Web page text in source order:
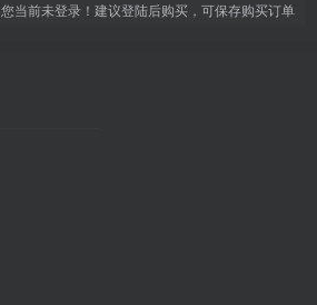
您当前未登录！建议登陆后购买，可保存购买订单